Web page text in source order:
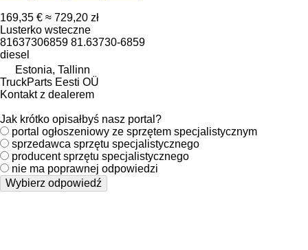
169,35 € ≈ 729,20 zł
Lusterko wsteczne
81637306859 81.63730-6859
diesel
Estonia, Tallinn
TruckParts Eesti OÜ
Kontakt z dealerem
Jak krótko opisałbyś nasz portal?
portal ogłoszeniowy ze sprzętem specjalistycznym
sprzedawca sprzętu specjalistycznego
producent sprzętu specjalistycznego
nie ma poprawnej odpowiedzi
Wybierz odpowiedź